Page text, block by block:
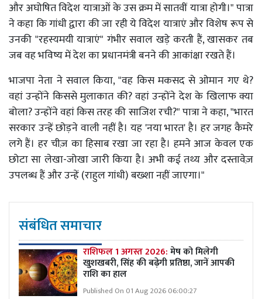
और अघोषित विदेश यात्राओं के उस क्रम में सातवीं यात्रा होगी।" पात्रा
ने कहा कि गांधी द्वारा की जा रही ये विदेश यात्राएं और विशेष रूप से
उनकी "रहस्यमयी यात्राएं" गंभीर सवाल खड़े करती हैं, खासकर तब
जब वह भविष्य में देश का प्रधानमंत्री बनने की आकांक्षा रखते हैं।
भाजपा नेता ने सवाल किया, "वह किस मकसद से ओमान गए थे?
वहां उन्होंने किससे मुलाकात की? वहां उन्होंने देश के खिलाफ क्या
बोला? उन्होंने वहां किस तरह की साजिश रची?" पात्रा ने कहा, "भारत
सरकार उन्हें छोड़ने वाली नहीं है। यह 'नया भारत' है। हर जगह कैमरे
लगे हैं। हर चीज़ का हिसाब रखा जा रहा है। हमने आज केवल एक
छोटा सा लेखा-जोखा जारी किया है। अभी कई तथ्य और दस्तावेज़
उपलब्ध हैं और उन्हें (राहुल गांधी) बख्शा नहीं जाएगा।"
संबंधित समाचार
राशिफल 1 अगस्त 2026:मेष को मिलेगी
खुशखबरी, सिंह की बढ़ेगी प्रतिष्ठा, जानें आपकी
राशि का हाल
Published On 01 Aug 2026 06:00:27